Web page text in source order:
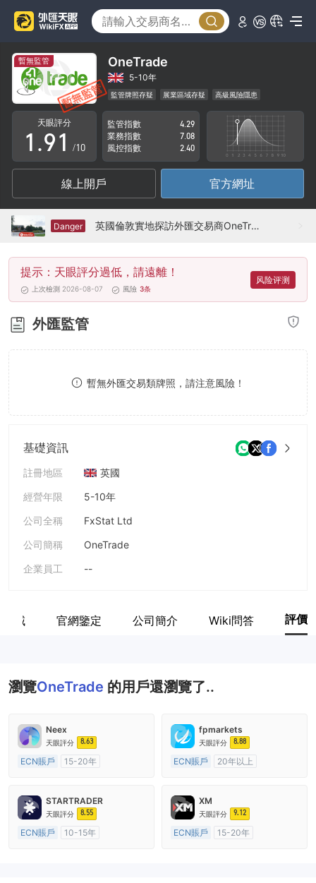
暫無監管 OneTrade
5-10年
監管牌照存疑 展業區域存疑 高級風險隱患
天眼評分
0
1
2
3
4
5
6
7
8
.
5
6
7
8
9
0
1
2
3
4
5
6
7
8
/10
監管指數
4.29
業務指數
7.08
風控指數
2.40
線上開戶 官方網址
Danger 英國倫敦實地探訪外匯交易商OneTrade 不存在展業場所
提示：天眼評分過低，請遠離！
上次檢測 2026-08-07 風險 3条
风险评测
外匯監管
暫無外匯交易類牌照，請注意風險！
基礎資訊
註冊地區
英國
經營年限
5-10年
公司全稱
FxStat Ltd
公司簡稱
OneTrade
企業員工
--
區域 官網鑒定 公司簡介 Wiki問答 評價
瀏覽OneTrade 的用戶還瀏覽了..
Neex
天眼評分 8.63
ECN賬戶
15-20年
主標MT4
fpmarkets
天眼評分 8.88
ECN賬戶
20年以上
主標MT4
STARTRADER
天眼評分 8.55
ECN賬戶
10-15年
XM
天眼評分 9.12
ECN賬戶
15-20年